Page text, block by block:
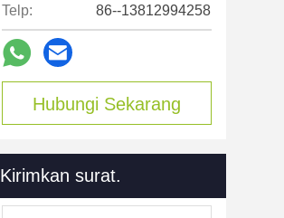
Telp: 86--13812994258
Hubungi Sekarang
Kirimkan surat.